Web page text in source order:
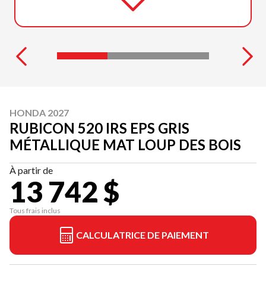
HONDA 2027
RUBICON 520 IRS EPS GRIS
MÉTALLIQUE MAT LOUP DES BOIS
À partir de
13 742 $
Tous frais inclus
CALCULATRICE DE PAIEMENT